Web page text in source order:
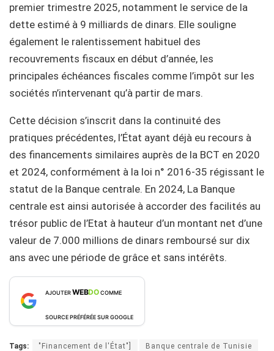
premier trimestre 2025, notamment le service de la
dette estimé à 9 milliards de dinars. Elle souligne
également le ralentissement habituel des
recouvrements fiscaux en début d’année, les
principales échéances fiscales comme l’impôt sur les
sociétés n’intervenant qu’à partir de mars.
Cette décision s’inscrit dans la continuité des
pratiques précédentes, l’État ayant déjà eu recours à
des financements similaires auprès de la BCT en 2020
et 2024, conformément à la loi n° 2016-35 régissant le
statut de la Banque centrale. En 2024, La Banque
centrale est ainsi autorisée à accorder des facilités au
trésor public de l’Etat à hauteur d’un montant net d’une
valeur de 7.000 millions de dinars remboursé sur dix
ans avec une période de grâce et sans intérêts.
AJOUTERWEBDOCOMME
SOURCE PRÉFÉRÉE SUR GOOGLE
Tags: "Financement de l'État"] Banque centrale de Tunisie